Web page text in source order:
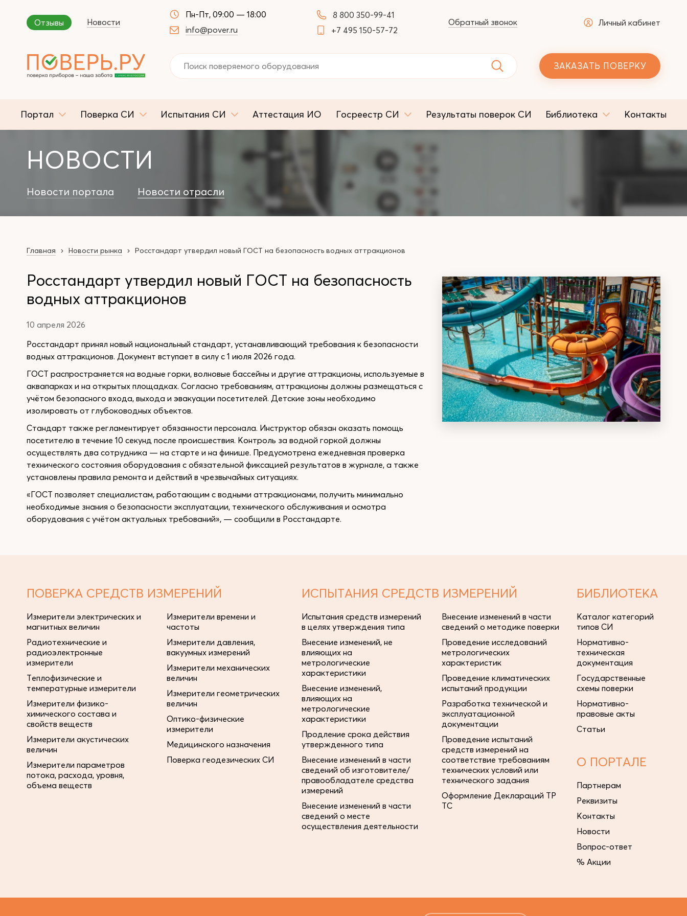
Отзывы Новости
Пн-Пт, 09:00 — 18:00
info@pover.ru
8 800 350-99-41
+7 495 150-57-72
Обратный звонок Личный кабинет
ЗАКАЗАТЬ ПОВЕРКУ
Портал Поверка СИ Испытания СИ Аттестация ИО Госреестр СИ Результаты поверок СИ Библиотека Контакты
НОВОСТИ
Новости портала Новости отрасли
Главная Новости рынка Росстандарт утвердил новый ГОСТ на безопасность водных аттракционов
Росстандарт утвердил новый ГОСТ на безопасность
водных аттракционов
10 апреля 2026
Росстандарт принял новый национальный стандарт, устанавливающий требования к безопасности
водных аттракционов. Документ вступает в силу с 1 июля 2026 года.
ГОСТ распространяется на водные горки, волновые бассейны и другие аттракционы, используемые в
аквапарках и на открытых площадках. Согласно требованиям, аттракционы должны размещаться с
учётом безопасного входа, выхода и эвакуации посетителей. Детские зоны необходимо
изолировать от глубоководных объектов.
Стандарт также регламентирует обязанности персонала. Инструктор обязан оказать помощь
посетителю в течение 10 секунд после происшествия. Контроль за водной горкой должны
осуществлять два сотрудника — на старте и на финише. Предусмотрена ежедневная проверка
технического состояния оборудования с обязательной фиксацией результатов в журнале, а также
установлены правила ремонта и действий в чрезвычайных ситуациях.
«ГОСТ позволяет специалистам, работающим с водными аттракционами, получить минимально
необходимые знания о безопасности эксплуатации, технического обслуживания и осмотра
оборудования с учётом актуальных требований», — сообщили в Росстандарте.
ПОВЕРКА СРЕДСТВ ИЗМЕРЕНИЙ
Измерители электрических и
магнитных величин
Радиотехнические и
радиоэлектронные
измерители
Теплофизические и
температурные измерители
Измерители физико-
химического состава и
свойств веществ
Измерители акустических
величин
Измерители параметров
потока, расхода, уровня,
объема веществ
Измерители времени и
частоты
Измерители давления,
вакуумных измерений
Измерители механических
величин
Измерители геометрических
величин
Оптико-физические
измерители
Медицинского назначения
Поверка геодезических СИ
ИСПЫТАНИЯ СРЕДСТВ ИЗМЕРЕНИЙ
Испытания средств измерений
в целях утверждения типа
Внесение изменений, не
влияющих на
метрологические
характеристики
Внесение изменений,
влияющих на
метрологические
характеристики
Продление срока действия
утвержденного типа
Внесение изменений в части
сведений об изготовителе/
правообладателе средства
измерений
Внесение изменений в части
сведений о месте
осуществления деятельности
Внесение изменений в части
сведений о методике поверки
Проведение исследований
метрологических
характеристик
Проведение климатических
испытаний продукции
Разработка технической и
эксплуатационной
документации
Проведение испытаний
средств измерений на
соответствие требованиям
технических условий или
технического задания
Оформление Деклараций ТР
ТС
БИБЛИОТЕКА
Каталог категорий
типов СИ
Нормативно-
техническая
документация
Государственные
схемы поверки
Нормативно-
правовые акты
Статьи
О ПОРТАЛЕ
Партнерам
Реквизиты
Контакты
Новости
Вопрос-ответ
% Акции